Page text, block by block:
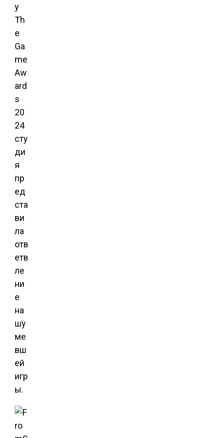
у
Th
e
Ga
me
Aw
ard
s
20
24
сту
ди
я
пр
ед
ста
ви
ла
отв
етв
ле
ни
е
на
шу
ме
вш
ей
игр
ы.